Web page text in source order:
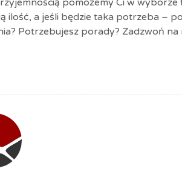
ilość, a jeśli będzie taka potrzeba –
Potrzebujesz porady? Zadzwoń na